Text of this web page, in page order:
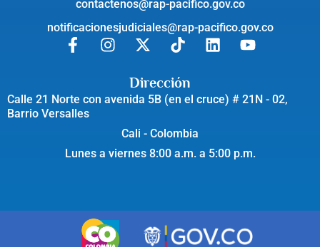
contactenos@rap-pacifico.gov.co
notificacionesjudiciales@rap-pacifico.gov.co
Dirección
Calle 21 Norte con avenida 5B (en el cruce) # 21N - 02,
Barrio Versalles
Cali - Colombia
Lunes a viernes 8:00 a.m. a 5:00 p.m.